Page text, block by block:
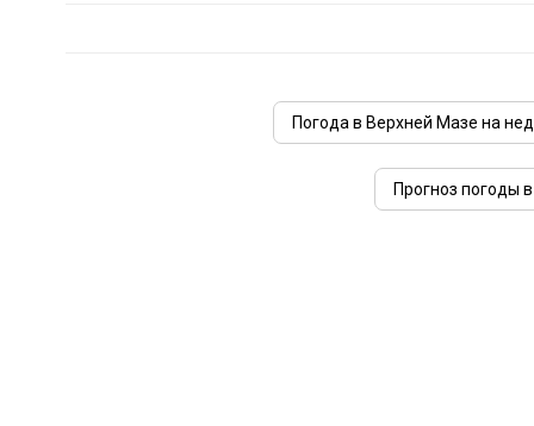
Погода в Верхней Мазе на
Прогноз погоды